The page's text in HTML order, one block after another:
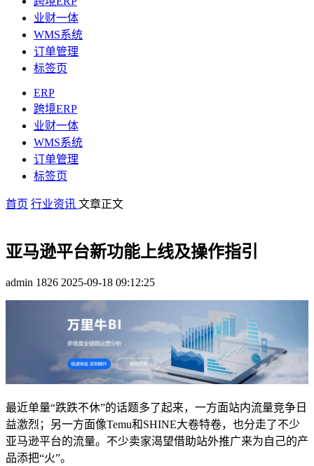
业财一体
WMS系统
订单管理
标签页
ERP
跨境ERP
业财一体
WMS系统
订单管理
标签页
首页 行业资讯 文章正文
亚马逊平台新功能上线及操作指引​
admin 1826 2025-09-18 09:12:25
最近单量“跌跌不休”的话题多了起来，一方面站内流量竞争日
益激烈；另一方面像Temu和SHINE大卷特卷，也分走了不少
亚马逊平台的流量。不少卖家渴望借助站外推广来为自己的产
品添把“火”。